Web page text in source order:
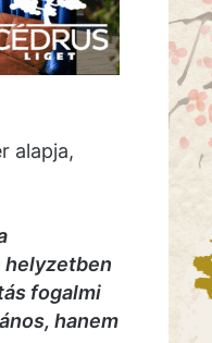
alapja,
helyzetben
fogalmi
hanem